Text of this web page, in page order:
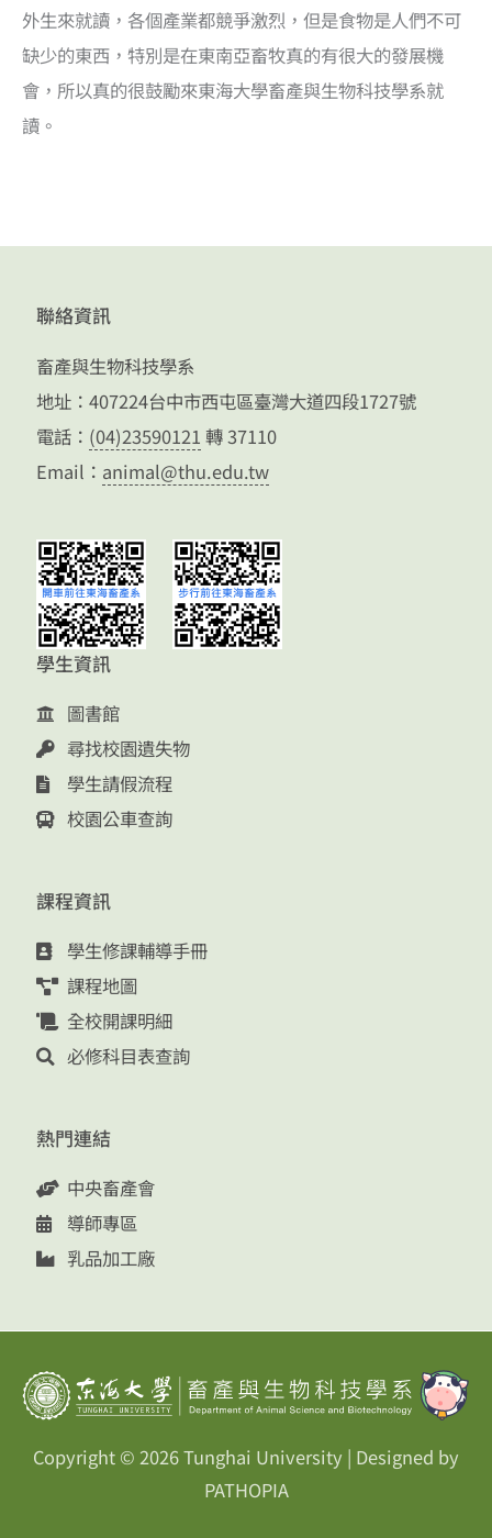
外生來就讀，各個產業都競爭激烈，但是食物是人們不可
缺少的東西，特別是在東南亞畜牧真的有很大的發展機
會，所以真的很鼓勵來東海大學畜產與生物科技學系就
讀。
聯絡資訊
畜產與生物科技學系
地址：407224台中市西屯區臺灣大道四段1727號
電話： (04)23590121 轉 37110
Email： animal@thu.edu.tw
學生資訊
圖書館
尋找校園遺失物
學生請假流程
校園公車查詢
課程資訊
學生修課輔導手冊
課程地圖
全校開課明細
必修科目表查詢
熱門連結
中央畜產會
導師專區
乳品加工廠
Copyright © 2026Tunghai University | Designed by
PATHOPIA